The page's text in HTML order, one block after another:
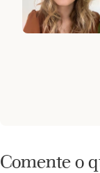
Comente o